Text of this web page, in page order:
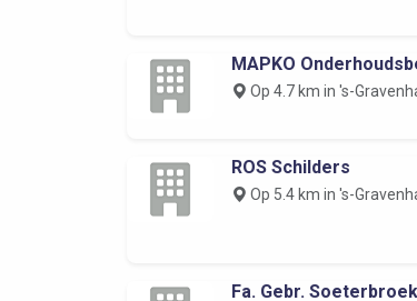
MAPKO
Op 4.7 km in 's-
ROS Schilders
Op 5.4 km in 's-
Fa. Gebr. Soeterbroek